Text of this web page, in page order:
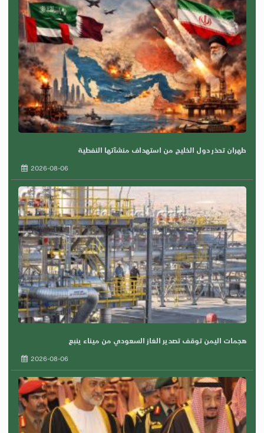
طهران تحذر دول الخليج من استهداف منشآتها النفطية
2026-08-06
هجمات اليمن توقف تصدير الغاز السعودي من ميناء ينبع
2026-08-06